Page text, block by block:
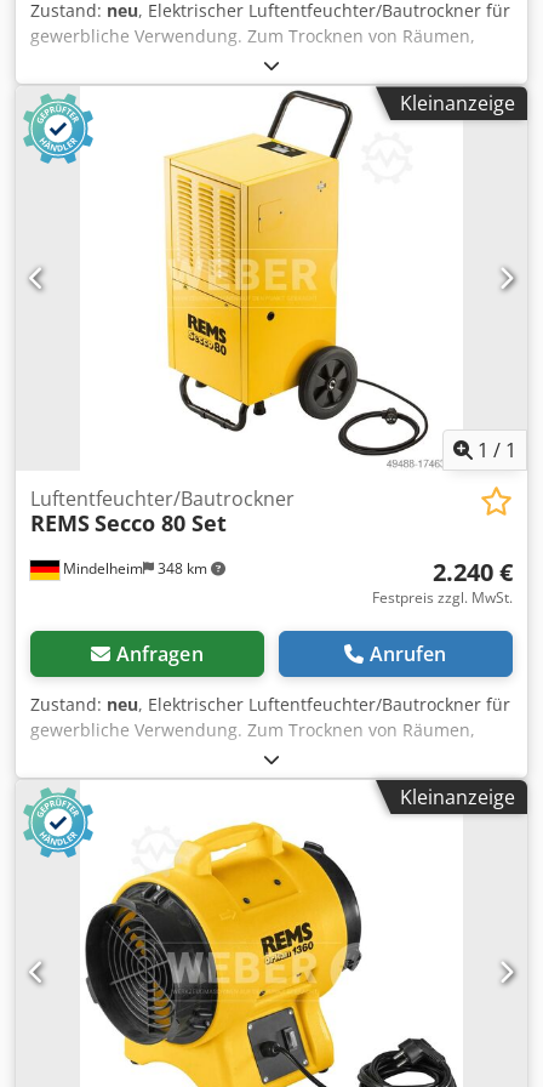
Zustand: neu, Elektrischer Luftentfeuchter/Bautrockner für
gewerbliche Verwendung. Zum Trocknen von Räumen,
zum Entfeuchten von Kellerräumen u. a. und zum
Trocknen von z. B. Beton, Mauerwerk, Putz, Estrich.
Kälteaggregat mit Rotationskolbenverdichter und
Kondensatormotor 230 V, 50 Hz, 900 W, mit elektronischer
Enteisung, für Dauerbetrieb. Sehr leiser Lauf.
Entfeuchtungsleistung max. 50 l/24 h, Luftmenge max. 265
m3/h. Elektronische Steuereinheit mit beleuchtetem
großflächigem Bedienfeld und Memory-Funktion.
Elektronischer Hygrostat. Luftfilter. Interner 7,7 l
Kondensatbehälter. Im stabilen Kunststoffgehäuse mit
Laufrollen. Im Karton. Dkodpfx Acstty Rascor
Entfeuchtungsleistung: ≤ 50 l/24 h Luftmenge: ≤ 265 m³/h
Kleinanzeige
1 / 1
Mindelheim 348 km
Luftentfeuchter/Bautrockner
REMSSecco 80 Set
2.240 €
Festpreis zzgl. MwSt.
Anfragen Anrufen
Zustand: neu, Elektrischer Luftentfeuchter/Bautrockner für
gewerbliche Verwendung. Zum Trocknen von Räumen,
zum Entfeuchten von Kellerräumen u. a. und zum
Trocknen von z. B. Beton, Mauerwerk, Putz, Estrich.
Kälteaggregat mit Rotationskolbenverdichter und
Kondensatormotor 230 V, 50 Hz, 1200 W, mit
automatischem Heißgas-Abtausystem, für Dauerbetrieb.
Sehr leiser Lauf. Entfeuchtungsleistung max. 80 l/24 h,
Luftmenge max. 850 m3/h. Elektronische Steuereinheit mit
beleuchtetem 3"" Display und Memory-Funktion.
Elektronischer Hygrostat, Betriebsstundenzähler,
Stromverbrauchszähler. Luftfilter. Im stabilen
Stahlblechgehäuse auf fahrbarem Stahlrohrgestell mit
großen Laufrädern. Im Karton. Dkedpfouy Thmsx Accor
Kondensatbehälter nicht inkludiert (s. Zubehör
Kleinanzeige